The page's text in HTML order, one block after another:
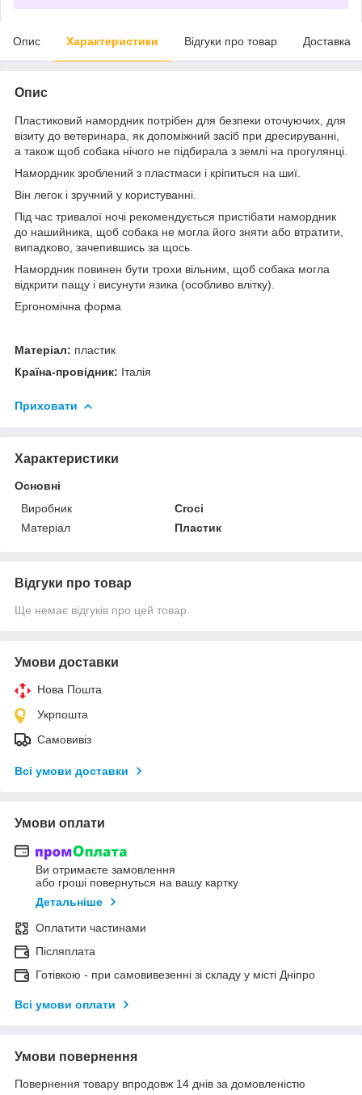
Опис Характеристики Відгуки про товар Доставка
Опис
Пластиковий намордник потрібен для безпеки оточуючих, для
візиту до ветеринара, як допоміжний засіб при дресируванні,
а також щоб собака нічого не підбирала з землі на прогулянці.
Намордник зроблений з пластмаси і кріпиться на шиї.
Він легок і зручний у користуванні.
Під час тривалої ночі рекомендується пристібати намордник
до нашийника, щоб собака не могла його зняти або втратити,
випадково, зачепившись за щось.
Намордник повинен бути трохи вільним, щоб собака могла
відкрити пащу і висунути язика (особливо влітку).
Ергономічна форма
Матеріал: пластик
Країна-провідник: Італія
Приховати
Характеристики
Основні
Виробник
Croci
Матеріал
Пластик
Відгуки про товар
Ще немає відгуків про цей товар
Умови доставки
Нова Пошта
Укрпошта
Самовивіз
Всі умови доставки
Умови оплати
Ви отримаєте замовлення
або гроші повернуться на вашу картку
Детальніше
Оплатити частинами
Післяплата
Готівкою - при самовивезенні зі складу у місті Дніпро
Всі умови оплати
Умови повернення
Повернення товару впродовж 14 днів за домовленістю